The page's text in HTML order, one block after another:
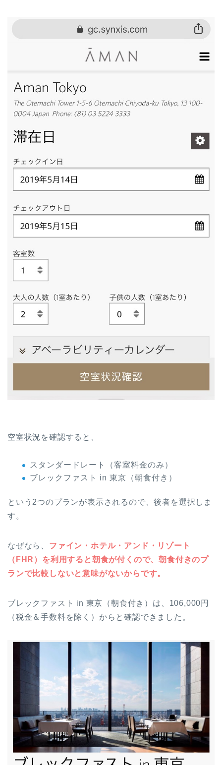
空室状況を確認すると、
スタンダードレート（客室料金のみ）
ブレックファスト in 東京（朝食付き）
という2つのプランが表示されるので、後者を選択しま
す。
なぜなら、 ファイン・ホテル・アンド・リゾート
（FHR）を利用すると朝食が付くので、朝食付きのプ
ランで比較しないと意味がないからです。
ブレックファスト in 東京（朝食付き）は、106,000円
（税金＆手数料を除く）からと確認できました。